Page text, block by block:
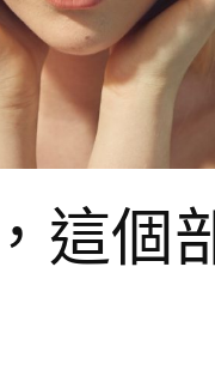
這個